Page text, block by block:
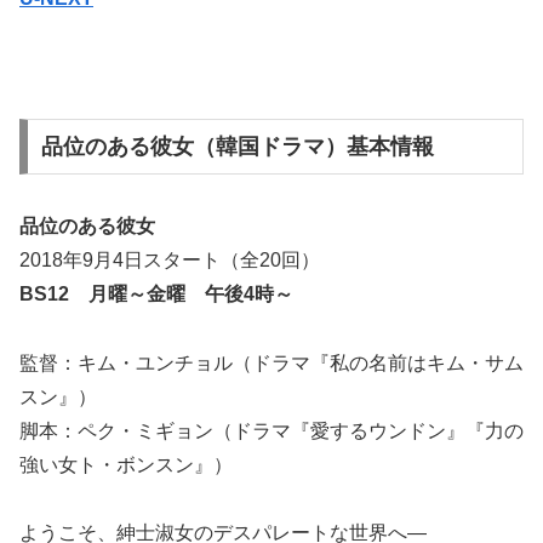
品位のある彼女（韓国ドラマ）基本情報
品位のある彼女
2018年9月4日スタート（全20回）
BS12 月曜～金曜 午後4時～
監督：キム・ユンチョル（ドラマ『私の名前はキム・サム
スン』）
脚本：ペク・ミギョン（ドラマ『愛するウンドン』『力の
強い女ト・ボンスン』）
ようこそ、紳士淑女のデスパレートな世界へ―